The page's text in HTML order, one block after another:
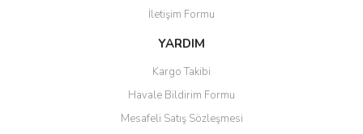
İletişim Formu
YARDIM
Kargo Takibi
Havale Bildirim Formu
Mesafeli Satış Sözleşmesi